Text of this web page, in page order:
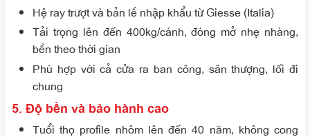
Hệ ray trượt và bản lề nhập khẩu từ Giesse (Italia)
Tải trọng lên đến 400kg/cánh, đóng mở nhẹ nhàng,
bền theo thời gian
Phù hợp với cả cửa ra ban công, sân thượng, lối đi
chung
5. Độ bền và bảo hành cao
Tuổi thọ profile nhôm lên đến 40 năm, không cong